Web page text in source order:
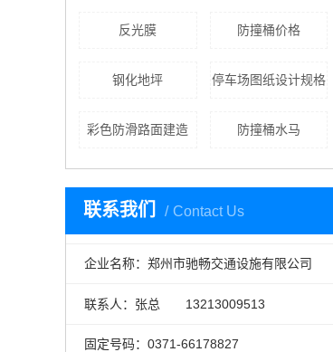
反光膜 防撞桶价格
钢化地坪 停车场图纸设计规格
彩色防滑路面建造 防撞桶水马
联系我们 Contact Us
企业名称：郑州市驰畅交通设施有限公司
联系人：张总 13213009513
固定号码：0371-66178827